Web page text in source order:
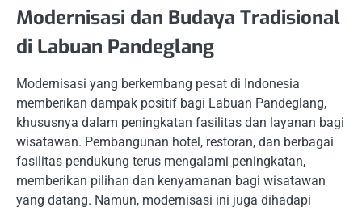
Modernisasi dan Budaya Tradisional
di Labuan Pandeglang
Modernisasi yang berkembang pesat di Indonesia
memberikan dampak positif bagi Labuan Pandeglang,
khususnya dalam peningkatan fasilitas dan layanan bagi
wisatawan. Pembangunan hotel, restoran, dan berbagai
fasilitas pendukung terus mengalami peningkatan,
memberikan pilihan dan kenyamanan bagi wisatawan
yang datang. Namun, modernisasi ini juga dihadapi